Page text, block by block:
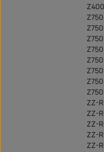
Z750
Z750
ZZ-
ZZ-
ZZ-
ZZ-
ZZ-